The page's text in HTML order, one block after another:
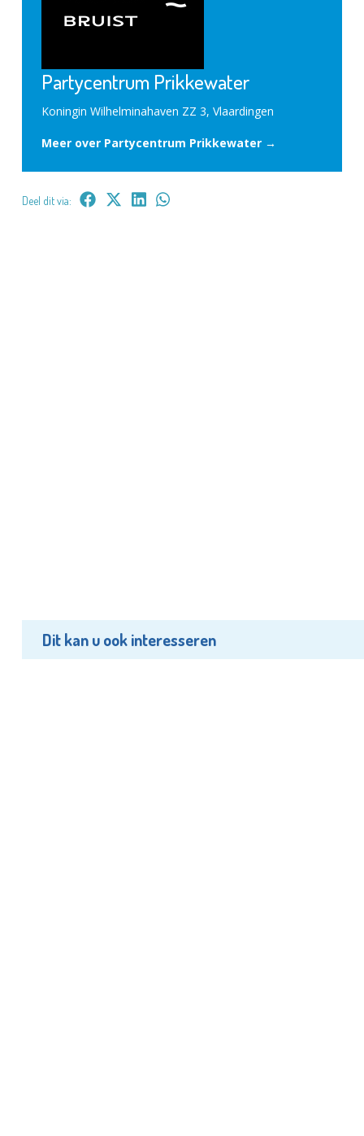
Partycentrum Prikkewater
Koningin Wilhelminahaven ZZ 3, Vlaardingen
Meer over Partycentrum Prikkewater →
Deel dit via:
Dit kan u ook interesseren